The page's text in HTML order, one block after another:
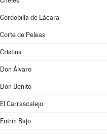
Cordobilla de Lácara
Corte de Peleas
Cristina
Don Álvaro
Don Benito
El Carrascalejo
Entrín Bajo